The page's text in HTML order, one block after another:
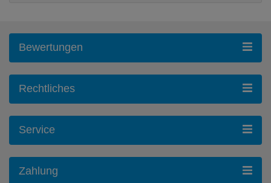
Bewertungen
Rechtliches
Service
Zahlung